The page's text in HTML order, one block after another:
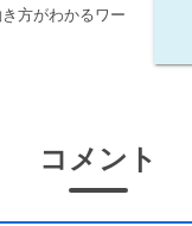
き方がわかるワー
コメント